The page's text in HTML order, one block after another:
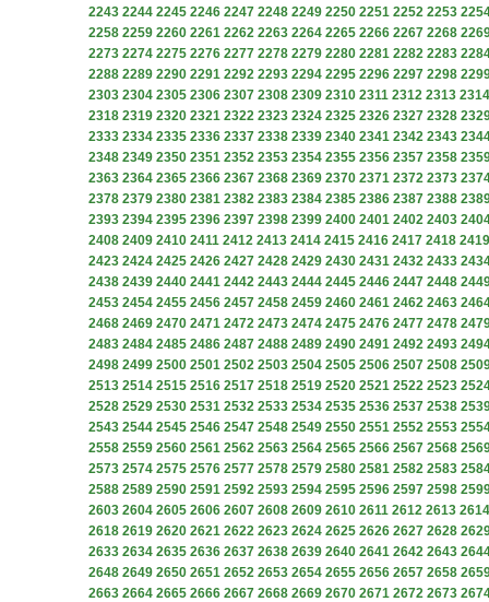
2243 2244 2245 2246 2247 2248 2249 2250 2251 2252 2253
2258 2259 2260 2261 2262 2263 2264 2265 2266 2267 2268
2273 2274 2275 2276 2277 2278 2279 2280 2281 2282 2283
2288 2289 2290 2291 2292 2293 2294 2295 2296 2297 2298
2303 2304 2305 2306 2307 2308 2309 2310 2311 2312 2313 2314
2318 2319 2320 2321 2322 2323 2324 2325 2326 2327 2328
2333 2334 2335 2336 2337 2338 2339 2340 2341 2342 2343
2348 2349 2350 2351 2352 2353 2354 2355 2356 2357 2358
2363 2364 2365 2366 2367 2368 2369 2370 2371 2372 2373
2378 2379 2380 2381 2382 2383 2384 2385 2386 2387 2388
2393 2394 2395 2396 2397 2398 2399 2400 2401 2402 2403
2408 2409 2410 2411 2412 2413 2414 2415 2416 2417 2418 2419
2423 2424 2425 2426 2427 2428 2429 2430 2431 2432 2433
2438 2439 2440 2441 2442 2443 2444 2445 2446 2447 2448
2453 2454 2455 2456 2457 2458 2459 2460 2461 2462 2463
2468 2469 2470 2471 2472 2473 2474 2475 2476 2477 2478
2483 2484 2485 2486 2487 2488 2489 2490 2491 2492 2493
2498 2499 2500 2501 2502 2503 2504 2505 2506 2507 2508
2513 2514 2515 2516 2517 2518 2519 2520 2521 2522 2523
2528 2529 2530 2531 2532 2533 2534 2535 2536 2537 2538
2543 2544 2545 2546 2547 2548 2549 2550 2551 2552 2553
2558 2559 2560 2561 2562 2563 2564 2565 2566 2567 2568
2573 2574 2575 2576 2577 2578 2579 2580 2581 2582 2583
2588 2589 2590 2591 2592 2593 2594 2595 2596 2597 2598
2603 2604 2605 2606 2607 2608 2609 2610 2611 2612 2613 2614
2618 2619 2620 2621 2622 2623 2624 2625 2626 2627 2628
2633 2634 2635 2636 2637 2638 2639 2640 2641 2642 2643
2648 2649 2650 2651 2652 2653 2654 2655 2656 2657 2658
2663 2664 2665 2666 2667 2668 2669 2670 2671 2672 2673